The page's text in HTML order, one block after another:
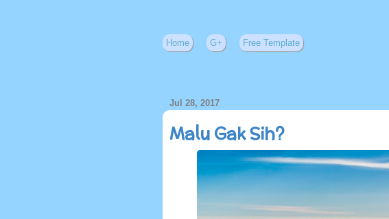
Home G+ Free Template
Jul 28, 2017
Malu Gak Sih?